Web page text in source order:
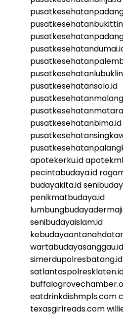
pusatkesehatansolo.id
pusatkesehatanbima.id
apotekerku.id
pecintabudaya.id
budayakita.id
penikmatbudaya.id
senibudayaislam.id
wartabudayasanggau.id
simerdupolresbatang.id
eatdrinkdishmpls.com
texasgirlreads.com